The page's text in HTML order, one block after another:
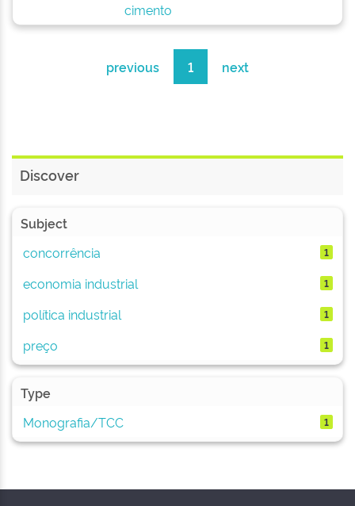
cimento
previous 1 next
Discover
Subject
concorrência
1
economia industrial 1
política industrial 1
preço 1
Type
Monografia/TCC
1